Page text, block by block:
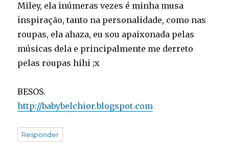
Miley, ela inúmeras vezes é minha musa
inspiração, tanto na personalidade, como nas
roupas, ela ahaza, eu sou apaixonada pelas
músicas dela e principalmente me derreto
pelas roupas hihi ;x
BESOS.
http://babybelchior.blogspot.com
Responder